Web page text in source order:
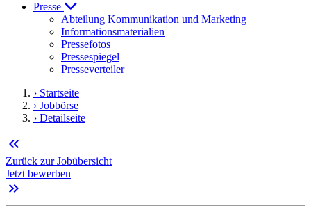
Presse
Abteilung Kommunikation und Marketing
Informationsmaterialien
Pressefotos
Pressespiegel
Presseverteiler
› Startseite
› Jobbörse
› Detailseite
keyboard_double_arrow_left
Zurück zur Jobübersicht
Jetzt bewerben
keyboard_double_arrow_right